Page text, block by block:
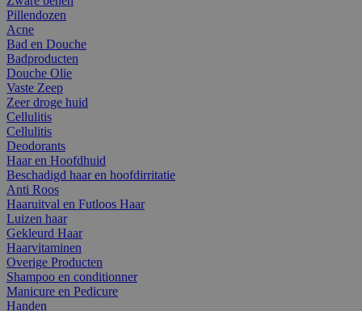
Pillendozen
Acne
Bad en Douche
Badproducten
Douche Olie
Vaste Zeep
Zeer droge huid
Cellulitis
Cellulitis
Deodorants
Haar en Hoofdhuid
Beschadigd haar en hoofdirritatie
Anti Roos
Haaruitval en Futloos Haar
Luizen haar
Gekleurd Haar
Haarvitaminen
Overige Producten
Shampoo en conditionner
Manicure en Pedicure
Handen